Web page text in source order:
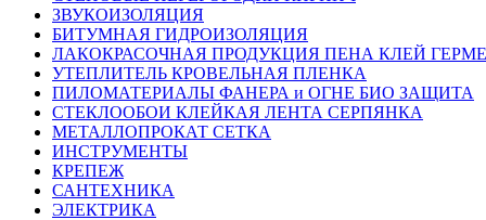
ЗВУКОИЗОЛЯЦИЯ
БИТУМНАЯ ГИДРОИЗОЛЯЦИЯ
ЛАКОКРАСОЧНАЯ ПРОДУКЦИЯ ПЕНА КЛЕЙ
УТЕПЛИТЕЛЬ КРОВЕЛЬНАЯ ПЛЕНКА
ПИЛОМАТЕРИАЛЫ ФАНЕРА и ОГНЕ БИО ЗАЩИТА
СТЕКЛООБОИ КЛЕЙКАЯ ЛЕНТА СЕРПЯНКА
МЕТАЛЛОПРОКАТ СЕТКА
ИНСТРУМЕНТЫ
КРЕПЕЖ
САНТЕХНИКА
ЭЛЕКТРИКА